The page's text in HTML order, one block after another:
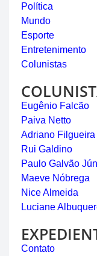
Política
Mundo
Esporte
Entretenimento
Colunistas
Eugênio Falcão
Paiva Netto
Adriano Filgueira
Rui Galdino
Paulo Galvão
Maeve Nóbrega
Nice Almeida
Luciane
Contato